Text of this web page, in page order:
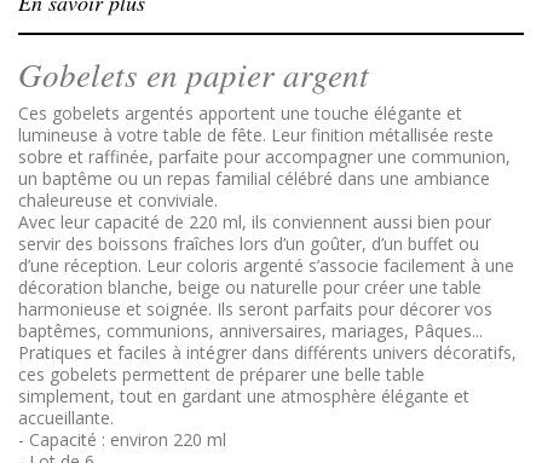
Gobelets en papier argent
Ces gobelets argentés apportent une touche élégante et
lumineuse à votre table de fête. Leur finition métallisée reste
sobre et raffinée, parfaite pour accompagner une communion,
un baptême ou un repas familial célébré dans une ambiance
chaleureuse et conviviale.
Avec leur capacité de 220 ml, ils conviennent aussi bien pour
servir des boissons fraîches lors d’un goûter, d’un buffet ou
d’une réception. Leur coloris argenté s’associe facilement à une
décoration blanche, beige ou naturelle pour créer une table
harmonieuse et soignée. Ils seront parfaits pour décorer vos
baptêmes, communions, anniversaires, mariages, Pâques...
Pratiques et faciles à intégrer dans différents univers décoratifs,
ces gobelets permettent de préparer une belle table
simplement, tout en gardant une atmosphère élégante et
accueillante.
- Capacité : environ 220 ml